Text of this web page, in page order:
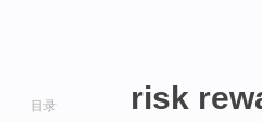
目录 risk